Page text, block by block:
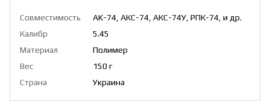
Совместимость
AK-74, АКС-74, АКС-74У, РПК-74, и др.
Калибр
5.45
Материал
Полимер
Вес
150 г
Страна
Украина